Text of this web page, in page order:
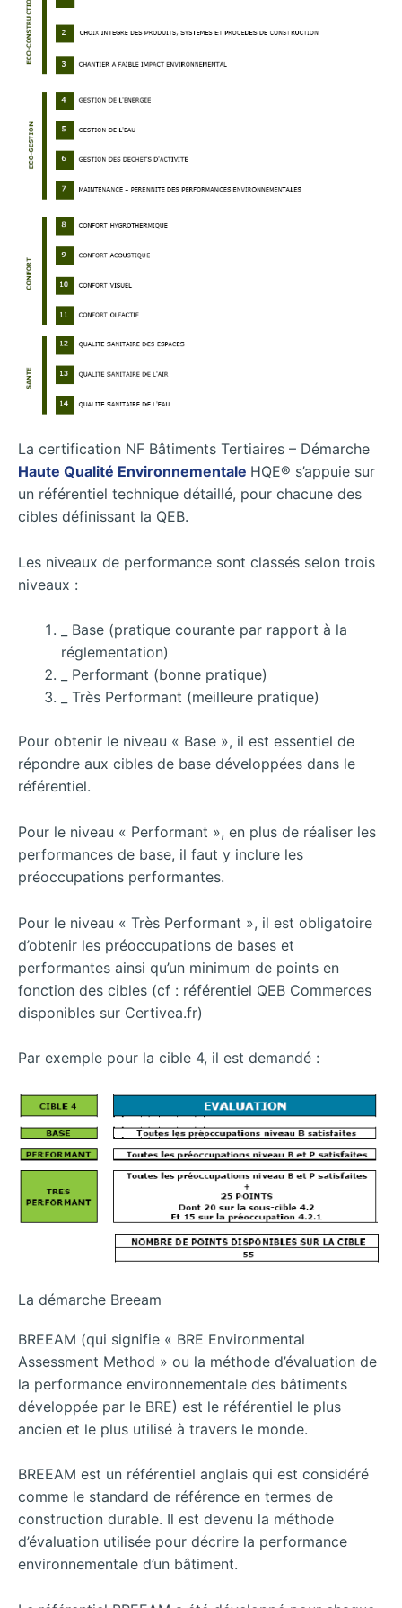
La certification NF Bâtiments Tertiaires – Démarche
Haute Qualité Environnementale HQE® s’appuie sur
un référentiel technique détaillé, pour chacune des
cibles définissant la QEB.
Les niveaux de performance sont classés selon trois
niveaux :
_ Base (pratique courante par rapport à la
réglementation)
_ Performant (bonne pratique)
_ Très Performant (meilleure pratique)
Pour obtenir le niveau « Base », il est essentiel de
répondre aux cibles de base développées dans le
référentiel.
Pour le niveau « Performant », en plus de réaliser les
performances de base, il faut y inclure les
préoccupations performantes.
Pour le niveau « Très Performant », il est obligatoire
d’obtenir les préoccupations de bases et
performantes ainsi qu’un minimum de points en
fonction des cibles (cf : référentiel QEB Commerces
disponibles sur Certivea.fr)
Par exemple pour la cible 4, il est demandé :
La démarche Breeam
BREEAM (qui signifie « BRE Environmental
Assessment Method » ou la méthode d’évaluation de
la performance environnementale des bâtiments
développée par le BRE) est le référentiel le plus
ancien et le plus utilisé à travers le monde.
BREEAM est un référentiel anglais qui est considéré
comme le standard de référence en termes de
construction durable. Il est devenu la méthode
d’évaluation utilisée pour décrire la performance
environnementale d’un bâtiment.